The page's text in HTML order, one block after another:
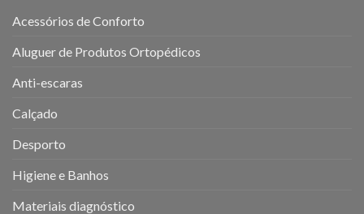
Acessórios de Conforto
Aluguer de Produtos Ortopédicos
Anti-escaras
Calçado
Desporto
Higiene e Banhos
Materiais diagnóstico